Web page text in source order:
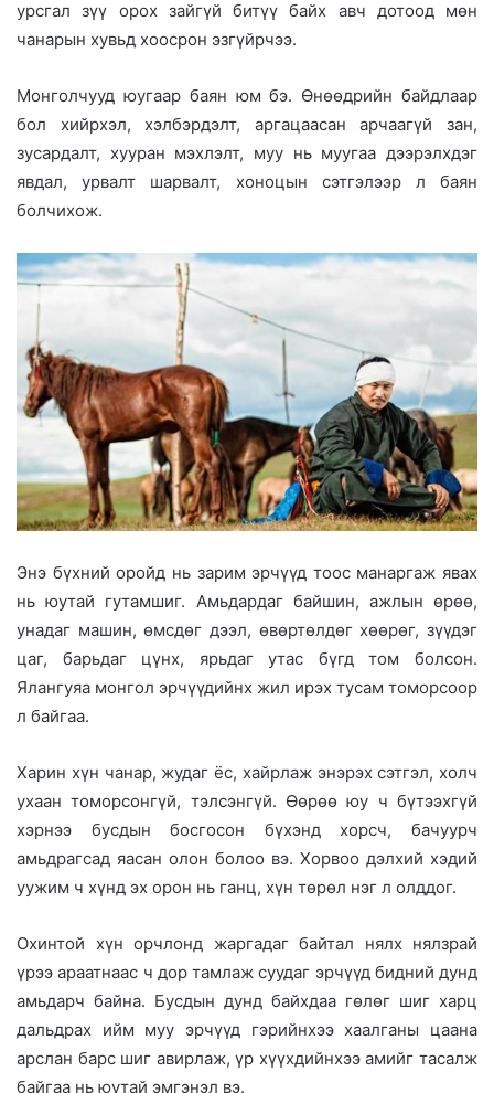
урсгал зүү орох зайгүй битүү байх авч дотоод мөн
чанарын хувьд хоосрон эзгүйрчээ.
Монголчууд юугаар баян юм бэ. Өнөөдрийн байдлаар
бол хийрхэл, хэлбэрдэлт, аргацаасан арчаагүй зан,
зусардалт, хууран мэхлэлт, муу нь муугаа дээрэлхдэг
явдал, урвалт шарвалт, хоноцын сэтгэлээр л баян
болчихож.
Энэ бүхний оройд нь зарим эрчүүд тоос манаргаж явах
нь юутай гутамшиг. Амьдардаг байшин, ажлын өрөө,
унадаг машин, өмсдөг дээл, өвөртөлдөг хөөрөг, зүүдэг
цаг, барьдаг цүнх, ярьдаг утас бүгд том болсон.
Ялангуяа монгол эрчүүдийнх жил ирэх тусам томорсоор
л байгаа.
Харин хүн чанар, жудаг ёс, хайрлаж энэрэх сэтгэл, холч
ухаан томорсонгүй, тэлсэнгүй. Өөрөө юу ч бүтээхгүй
хэрнээ бусдын босгосон бүхэнд хорсч, бачуурч
амьдрагсад яасан олон болоо вэ. Хорвоо дэлхий хэдий
уужим ч хүнд эх орон нь ганц, хүн төрөл нэг л олддог.
Охинтой хүн орчлонд жаргадаг байтал нялх нялзрай
үрээ араатнаас ч дор тамлаж суудаг эрчүүд бидний дунд
амьдарч байна. Бусдын дунд байхдаа гөлөг шиг харц
дальдрах ийм муу эрчүүд гэрийнхээ хаалганы цаана
арслан барс шиг авирлаж, үр хүүхдийнхээ амийг тасалж
байгаа нь юутай эмгэнэл вэ.